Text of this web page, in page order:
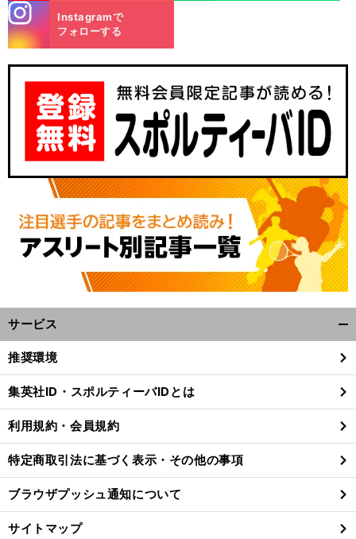
前
m
Instagramで
フォローする
サービス
閉
る
推奨環境
集英社ID・スポルティーバIDとは
利用規約・会員規約
特定商取引法に基づく表示・その他の事項
ブラウザプッシュ通知について
サイトマップ